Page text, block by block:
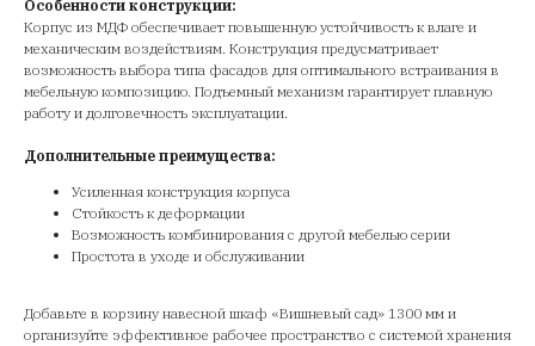
Особенности конструкции:
Корпус из МДФ обеспечивает повышенную устойчивость к влаге и
механическим воздействиям. Конструкция предусматривает
возможность выбора типа фасадов для оптимального встраивания в
мебельную композицию. Подъемный механизм гарантирует плавную
работу и долговечность эксплуатации.
Дополнительные преимущества:
Усиленная конструкция корпуса
Стойкость к деформации
Возможность комбинирования с другой мебелью серии
Простота в уходе и обслуживании
Добавьте в корзину навесной шкаф «Вишневый сад» 1300 мм и
организуйте эффективное рабочее пространство с системой хранения